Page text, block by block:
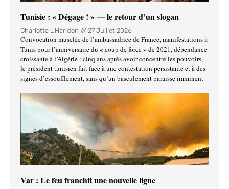
Tunisie : « Dégage ! » — le retour d’un slogan
Charlotte L'Haridon 27 Juillet 2026
Convocation musclée de l’ambassadrice de France, manifestations à
Tunis pour l’anniversaire du « coup de force » de 2021, dépendance
croissante à l’Algérie : cinq ans après avoir concentré les pouvoirs,
le président tunisien fait face à une contestation persistante et à des
signes d’essoufflement, sans qu’un basculement paraisse imminent
Var : Le feu franchit une nouvelle ligne